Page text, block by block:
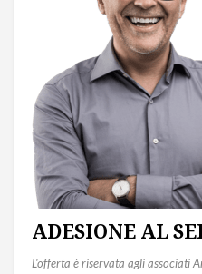
ADESIONE AL
L'offerta è riservata agli associati